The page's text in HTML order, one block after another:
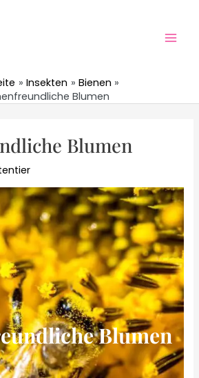
Insekten
Bienen
Blumen
Blumen
Blumen